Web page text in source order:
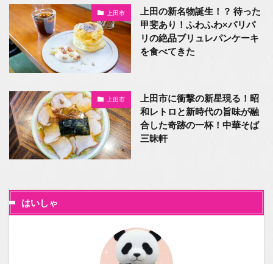
上田市
上田の新名物誕生！？ 待った
甲斐あり！ふわふわ×パリパ
リの絶品ブリュレパンケーキ
を食べてきた
上田市
上田市に衝撃の新星現る！昭
和レトロと新時代の旨味が融
合した奇跡の一杯！中華そば
三昧軒
はいしゃ